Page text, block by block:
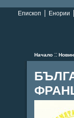
Епископ Енории
Начало ::